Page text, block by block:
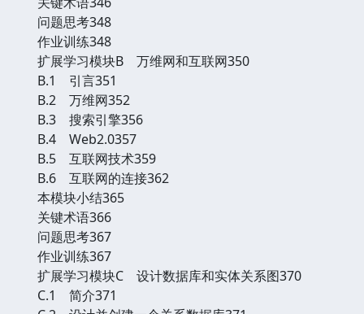
问题思考348
作业训练348
扩展学习模块B 万维网和互联网350
B.1 引言351
B.2 万维网352
B.3 搜索引擎356
B.4 Web2.0357
B.5 互联网技术359
B.6 互联网的连接362
本模块小结365
关键术语366
问题思考367
作业训练367
扩展学习模块C 设计数据库和实体关系图370
C.1 简介371